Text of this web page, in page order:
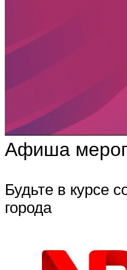
Афиша
Будьте в курсе
города